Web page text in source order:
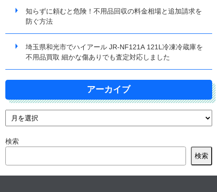
知らずに頼むと危険！不用品回収の料金相場と追加請求を
防ぐ方法
埼玉県和光市でハイアール JR-NF121A 121L冷凍冷蔵庫を
不用品買取 細かな傷ありでも査定対応しました
アーカイブ
検索
検索